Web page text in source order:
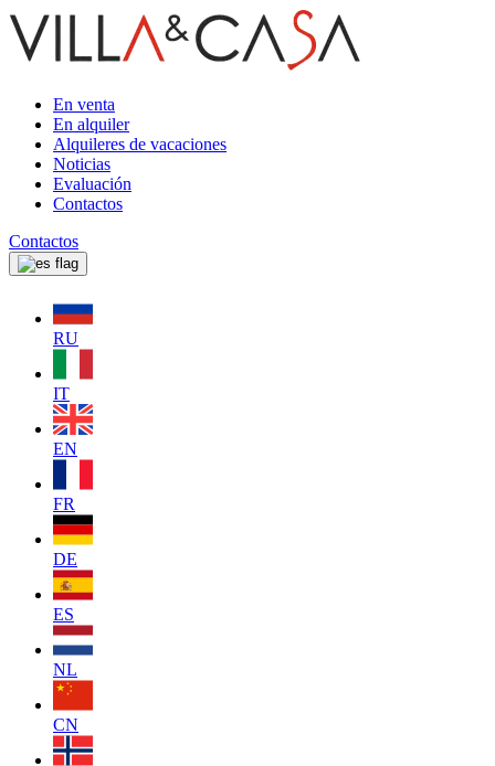
En venta
En alquiler
Alquileres de vacaciones
Noticias
Evaluación
Contactos
Contactos
RU
IT
EN
FR
DE
ES
NL
CN